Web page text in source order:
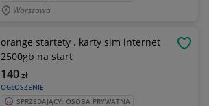
Warszawa
orange startety . karty sim internet
2500gb na start
OGŁOSZENIE
140zł
SPRZEDAJĄCY: OSOBA PRYWATNA